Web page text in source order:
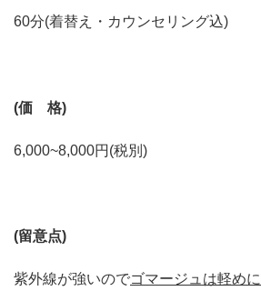
60分(着替え・カウンセリング込)
(価 格)
6,000~8,000円(税別)
(留意点)
紫外線が強いのでゴマージュは軽めに